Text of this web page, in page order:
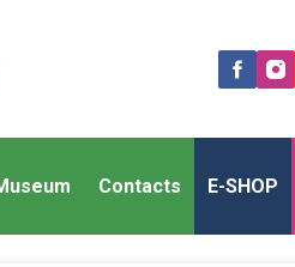
Contacts E-SHOP